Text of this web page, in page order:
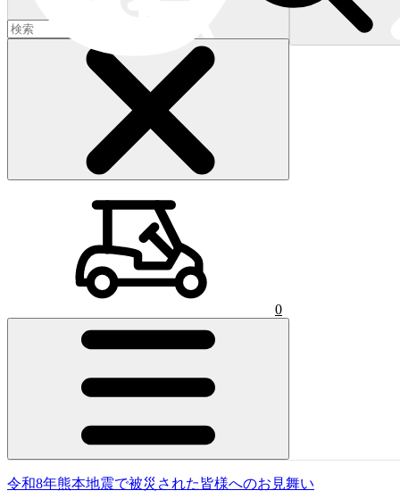
ショッピングカート 0)
0
令和8年熊本地震で被災された皆様へのお見舞い